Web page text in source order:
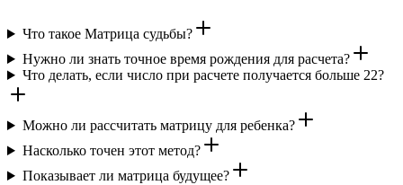
Что такое Матрица судьбы?
Нужно ли знать точное время рождения для расчета?
Что делать, если число при расчете получается больше 22?
Можно ли рассчитать матрицу для ребенка?
Насколько точен этот метод?
Показывает ли матрица будущее?